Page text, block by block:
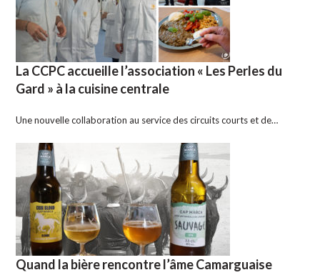
La CCPC accueille l’association « Les Perles du
Gard » à la cuisine centrale
Une nouvelle collaboration au service des circuits courts et de…
Quand la bière rencontre l’âme Camarguaise